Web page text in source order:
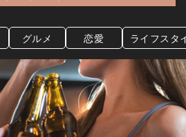
グルメ 恋愛 ライフスタ